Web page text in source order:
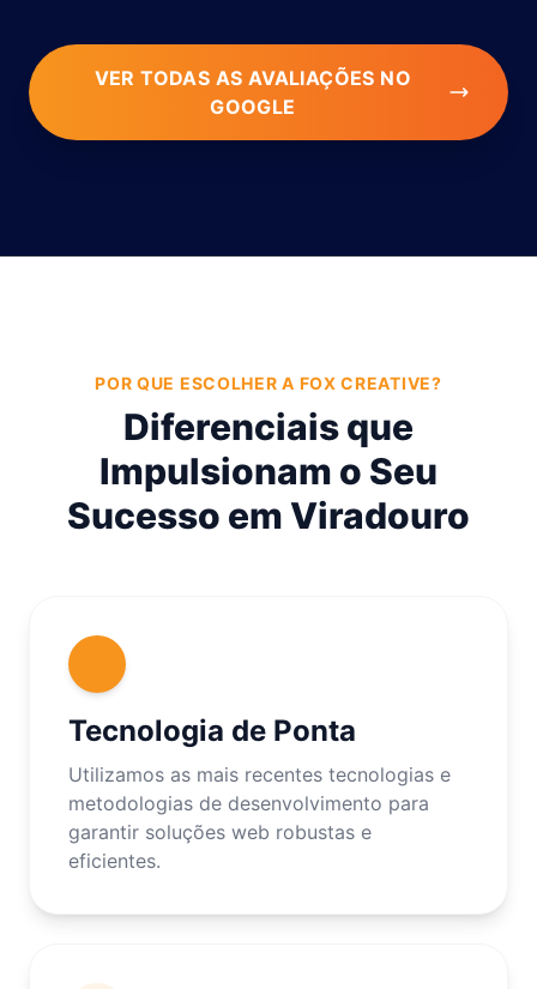
VER TODAS AS AVALIAÇÕES NO
GOOGLE
POR QUE ESCOLHER A FOX CREATIVE?
Diferenciais que
Impulsionam o Seu
Sucesso em Viradouro
Tecnologia de Ponta
Utilizamos as mais recentes tecnologias e
metodologias de desenvolvimento para
garantir soluções web robustas e
eficientes.